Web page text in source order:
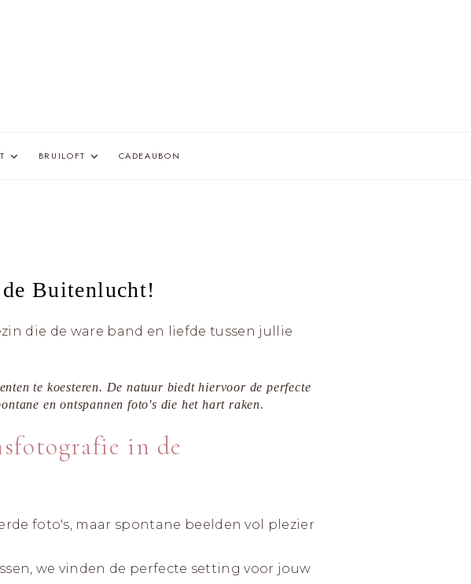
BRUILOFT CADEAUBON
Buitenlucht!
die de ware band en liefde tussen jullie
te koesteren. De natuur biedt hiervoor de perfecte
en ontspannen foto's die het hart raken.
in de
foto's, maar spontane beelden vol plezier
we vinden de perfecte setting voor jouw